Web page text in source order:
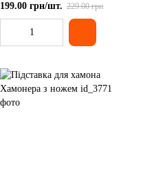
199.00 грн/шт. 229.00 грн